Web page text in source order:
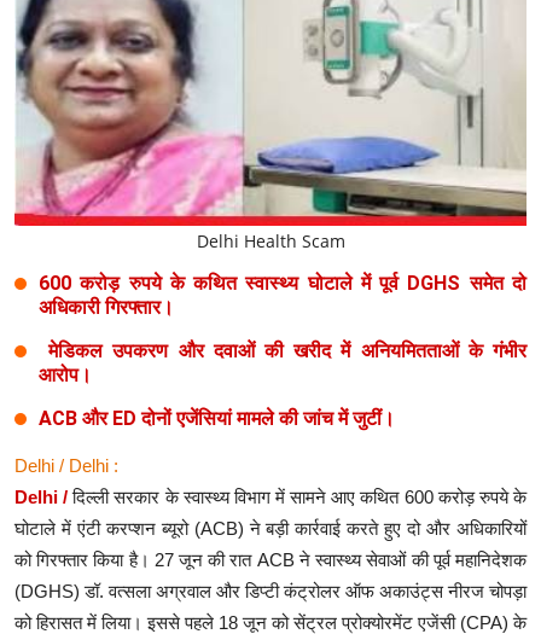
Career
Literature
Tour & Travel
History Speaks
Contact Us
Delhi Health Scam
600 करोड़ रुपये के कथित स्वास्थ्य घोटाले में पूर्व DGHS समेत दो
अधिकारी गिरफ्तार।
मेडिकल उपकरण और दवाओं की खरीद में अनियमितताओं के गंभीर
आरोप।
ACB और ED दोनों एजेंसियां मामले की जांच में जुटीं।
Delhi / Delhi :
Delhi /दिल्ली सरकार के स्वास्थ्य विभाग में सामने आए कथित 600 करोड़ रुपये के
घोटाले में एंटी करप्शन ब्यूरो (ACB) ने बड़ी कार्रवाई करते हुए दो और अधिकारियों
को गिरफ्तार किया है। 27 जून की रात ACB ने स्वास्थ्य सेवाओं की पूर्व महानिदेशक
(DGHS) डॉ. वत्सला अग्रवाल और डिप्टी कंट्रोलर ऑफ अकाउंट्स नीरज चोपड़ा
को हिरासत में लिया। इससे पहले 18 जून को सेंट्रल प्रोक्योरमेंट एजेंसी (CPA) के